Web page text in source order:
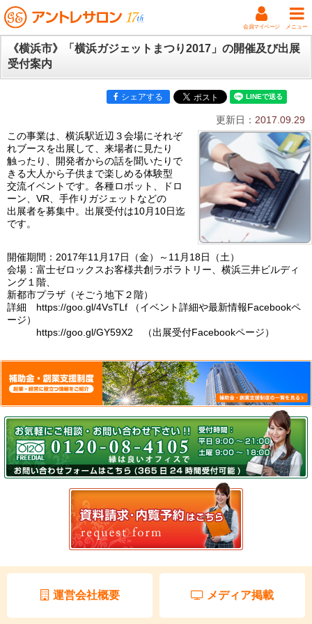
会員マイページ メニュー
《横浜市》「横浜ガジェットまつり2017」の開催及び出展
受付案内
シェアする
更新日： 2017.09.29
この事業は、横浜駅近辺３会場にそれぞ
れブースを出展して、来場者に見たり
触ったり、開発者からの話を聞いたりで
きる大人から子供まで楽しめる体験型
交流イベントです。各種ロボット、ドロ
ーン、VR、手作りガジェットなどの
出展者を募集中。出展受付は10月10日迄
です。
開催期間：2017年11月17日（金）～11月18日（土）
会場：富士ゼロックスお客様共創ラボラトリー、横浜三井ビルディ
ング１階、
新都市プラザ（そごう地下２階）
詳細 https://goo.gl/4VsTLf （イベント詳細や最新情報Facebookペ
ージ）
https://goo.gl/GY59X2 （出展受付Facebookページ）
運営会社概要 メディア掲載